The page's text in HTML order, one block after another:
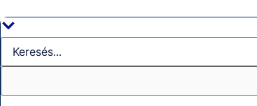
a
tartalomhoz